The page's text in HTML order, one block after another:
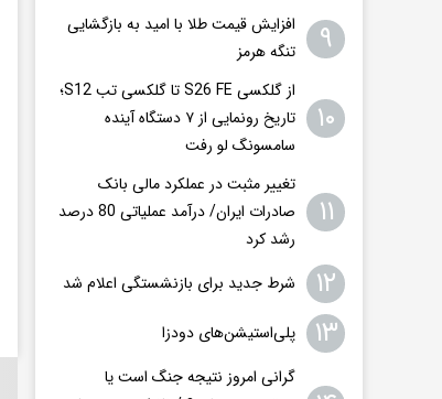
۹
افزایش قیمت طلا با امید به بازگشایی
تنگه هرمز
۱۰
از گلکسی S26 FE تا گلکسی تب S12؛
تاریخ رونمایی از ۷ دستگاه آینده
سامسونگ لو رفت
۱۱
تغییر مثبت در عملکرد مالی بانک
صادرات ایران/ درآمد عملیاتی 80 درصد
رشد کرد
۱۲ شرط جدید برای بازنشستگی اعلام شد
۱۳ پلی‌استیشن‌های دودزا
گرانی امروز نتیجه جنگ است یا